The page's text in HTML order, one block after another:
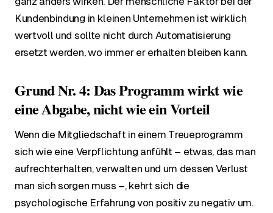
Kundenbindung in kleinen Unternehmen ist wirklich
wertvoll und sollte nicht durch Automatisierung
ersetzt werden, wo immer er erhalten bleiben kann.
Grund Nr. 4: Das Programm wirkt wie
eine Abgabe, nicht wie ein Vorteil
Wenn die Mitgliedschaft in einem Treueprogramm
sich wie eine Verpflichtung anfühlt – etwas, das man
aufrechterhalten, verwalten und um dessen Verlust
man sich sorgen muss –, kehrt sich die
psychologische Erfahrung von positiv zu negativ um.